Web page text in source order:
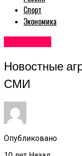
Спорт
Экономика
Новостные
СМИ
Опубликовано